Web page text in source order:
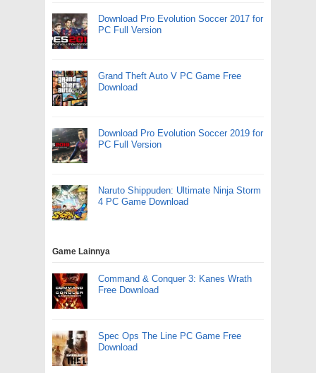
Download Pro Evolution Soccer 2017 for
PC Full Version
Grand Theft Auto V PC Game Free
Download
Download Pro Evolution Soccer 2019 for
PC Full Version
Naruto Shippuden: Ultimate Ninja Storm
4 PC Game Download
Game Lainnya
Command & Conquer 3: Kanes Wrath
Free Download
Spec Ops The Line PC Game Free
Download